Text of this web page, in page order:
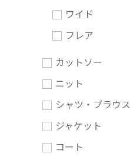
ワイド
フレア
カットソー
ニット
シャツ・ブラウス
ジャケット
コート